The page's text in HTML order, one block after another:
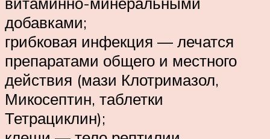
добавками;
грибковая инфекция — лечатся
препаратами общего и местного
действия (мази Клотримазол,
Микосептин, таблетки
Тетрациклин);